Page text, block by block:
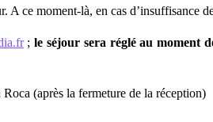
A ce moment-là, en cas
;le séjour sera réglé au moment
(après la fermeture de la réception)